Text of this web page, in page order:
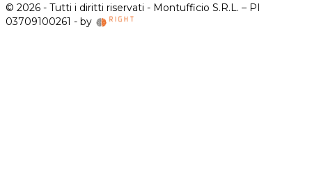
© 2026 - Tutti i diritti riservati - Montufficio S.R.L. – PI
03709100261 - by